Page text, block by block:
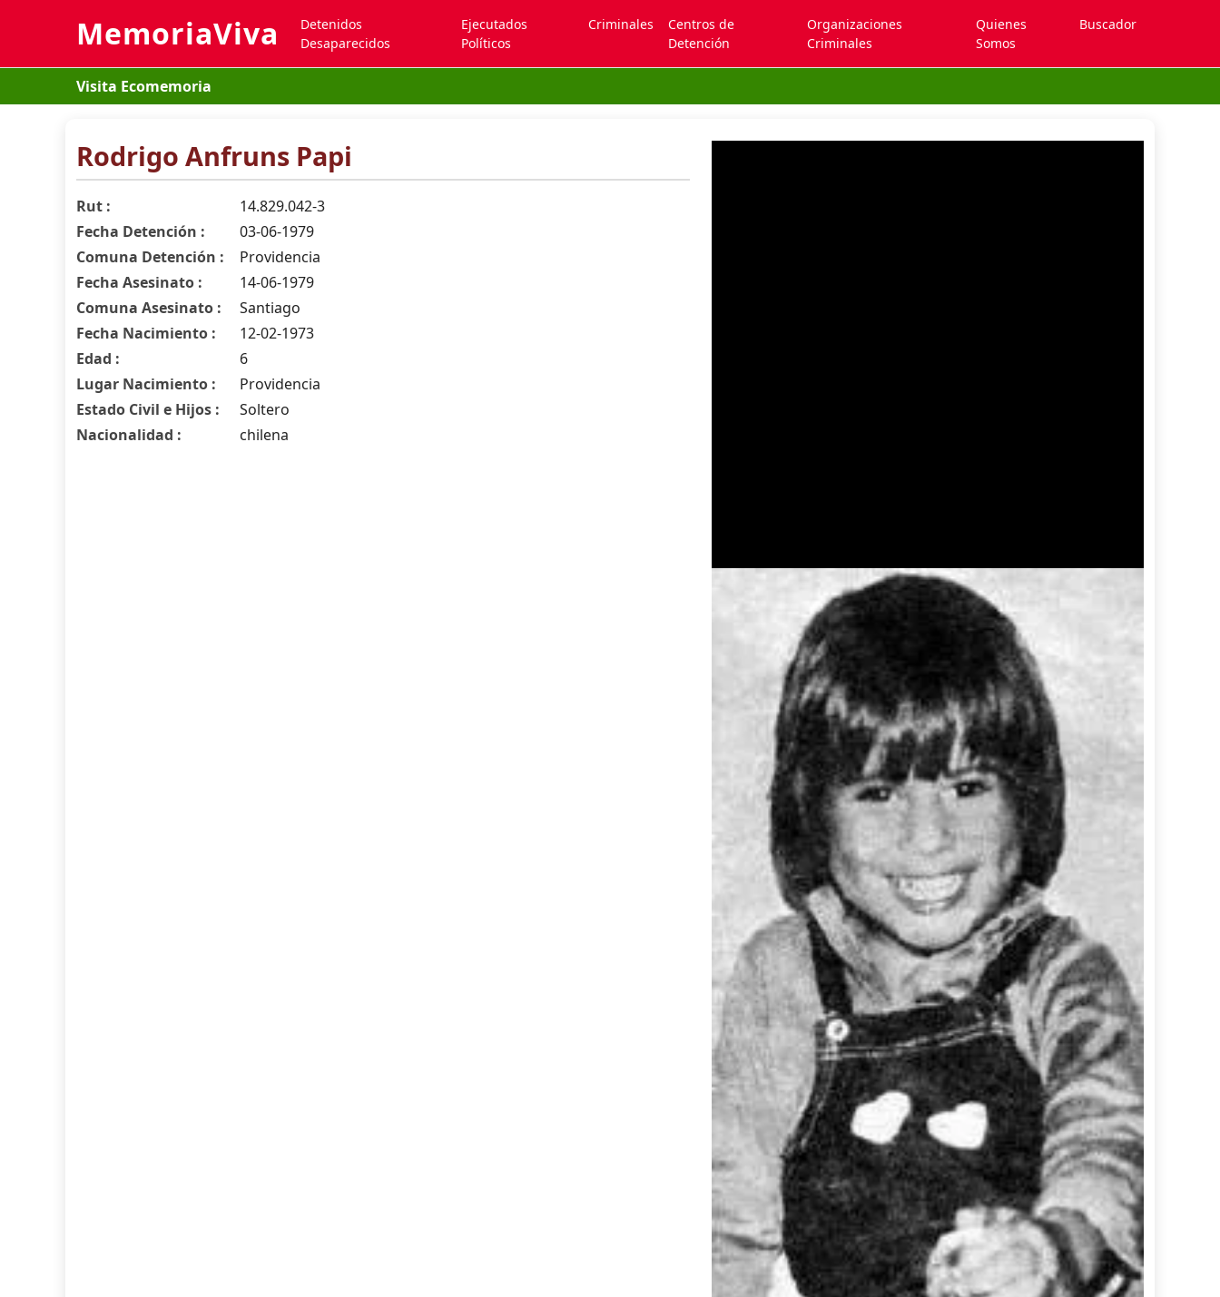
MemoriaViva
Detenidos
Desaparecidos
Ejecutados
Políticos
Criminales
Centros de
Detención
Organizaciones
Criminales
Quienes
Somos
Buscador
Visita Ecomemoria
Rodrigo Anfruns Papi
Rut :
14.829.042-3
Fecha Detención :
03-06-1979
Comuna Detención :
Providencia
Fecha Asesinato :
14-06-1979
Comuna Asesinato :
Santiago
Fecha Nacimiento :
12-02-1973
Edad :
6
Lugar Nacimiento :
Providencia
Estado Civil e Hijos :
Soltero
Nacionalidad :
chilena